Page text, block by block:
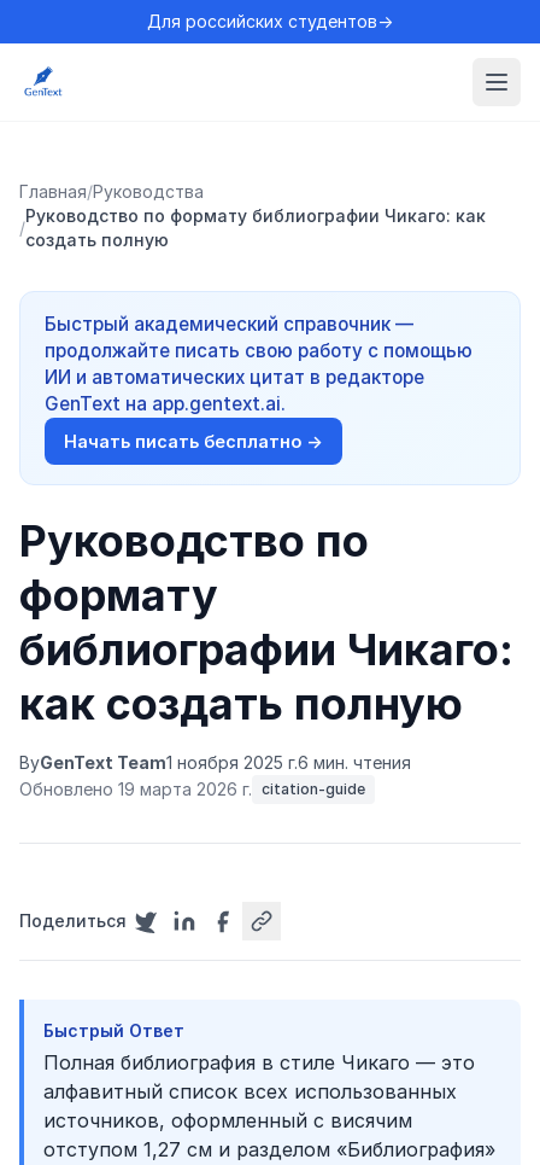
Для российских студентов→
Главная/Руководства
/
Руководство по формату библиографии Чикаго: как
создать полную
Быстрый академический справочник —
продолжайте писать свою работу с помощью
ИИ и автоматических цитат в редакторе
GenText на app.gentext.ai.
Начать писать бесплатно →
Руководство по
формату
библиографии Чикаго:
как создать полную
ByGenText Team1 ноября 2025 г.6 мин. чтения
Обновлено 19 марта 2026 г. citation-guide
Поделиться
Быстрый Ответ
Полная библиография в стиле Чикаго — это
алфавитный список всех использованных
источников, оформленный с висячим
отступом 1,27 см и разделом «Библиография»